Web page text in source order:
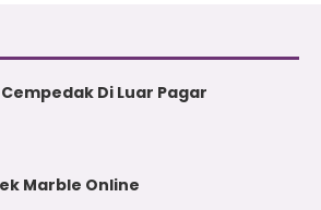
Di Luar Pagar
Marble Online